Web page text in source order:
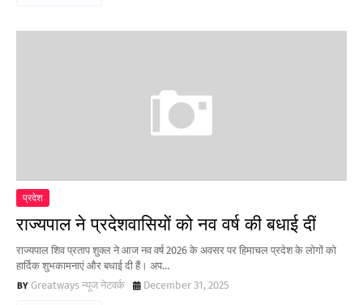
प्रदेश
राज्यपाल ने प्रदेशवासियों को नव वर्ष की बधाई दीं
राज्यपाल शिव प्रताप शुक्ल ने आज नव वर्ष 2026 के अवसर पर हिमाचल प्रदेश के लोगों को
हार्दिक शुभकामनाएं और बधाई दी हैं। अप…
Greatways न्यूज नेटवर्क
December 31, 2025